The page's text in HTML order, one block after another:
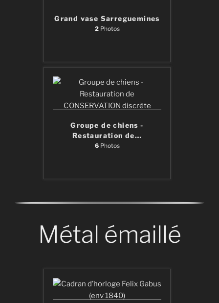
Grand vase Sarreguemines
2Photos
Groupe de chiens -
Restauration de…
6Photos
Métal émaillé